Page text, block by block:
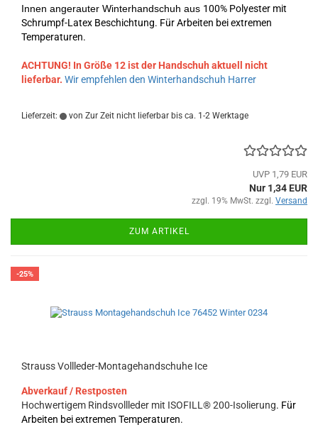
Innen angerauter Winterhandschuh aus 100% Polyester mit
Schrumpf-Latex Beschichtung. Für Arbeiten bei extremen
Temperaturen.
ACHTUNG! In Größe 12 ist der Handschuh aktuell nicht
lieferbar. Wir empfehlen den Winterhandschuh Harrer
Lieferzeit: von Zur Zeit nicht lieferbar bis ca. 1-2 Werktage
UVP 1,79 EUR
Nur 1,34 EUR
zzgl. 19% MwSt. zzgl. Versand
ZUM ARTIKEL
-25%
Strauss Vollleder-Montagehandschuhe Ice
Abverkauf / Restposten
Hochwertigem Rindsvollleder mit ISOFILL ®200-Isolierung. Für
Arbeiten bei extremen Temperaturen.